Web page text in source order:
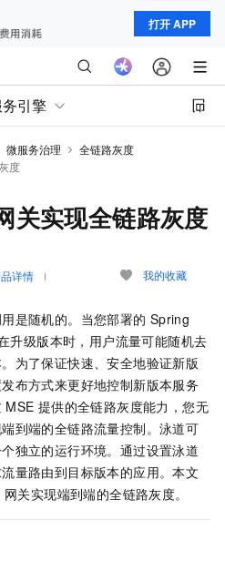
打开 APP
引擎
微服务治理
全链路灰度
度
关实现全链路灰度
详情 我的收藏
是随机的。当您部署的 Spring
升级版本时，用户流量可能随机去
为了保证快速、安全地验证新版
布方式来更好地控制新版本服务
MSE 提供的全链路灰度能力，您无
到端的全链路流量控制。泳道可
独立的运行环境。通过设置泳道
量路由到目标版本的应用。本文
网关实现端到端的全链路灰度。